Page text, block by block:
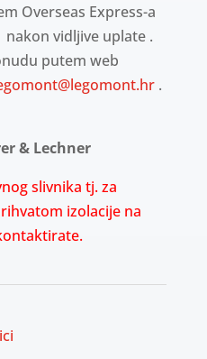
Overseas Express-a
nakon vidljive uplate .
putem web
.
& Lechner
slivnika tj. za
izolacije na